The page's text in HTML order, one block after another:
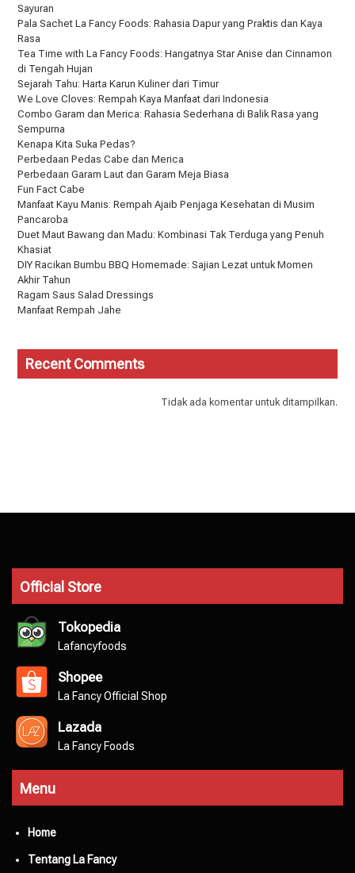
Sayuran
Pala Sachet La Fancy Foods: Rahasia Dapur yang Praktis dan Kaya
Rasa
Tea Time with La Fancy Foods: Hangatnya Star Anise dan Cinnamon
di Tengah Hujan
Sejarah Tahu: Harta Karun Kuliner dari Timur
We Love Cloves: Rempah Kaya Manfaat dari Indonesia
Combo Garam dan Merica: Rahasia Sederhana di Balik Rasa yang
Sempurna
Kenapa Kita Suka Pedas?
Perbedaan Pedas Cabe dan Merica
Perbedaan Garam Laut dan Garam Meja Biasa
Fun Fact Cabe
Manfaat Kayu Manis: Rempah Ajaib Penjaga Kesehatan di Musim
Pancaroba
Duet Maut Bawang dan Madu: Kombinasi Tak Terduga yang Penuh
Khasiat
DIY Racikan Bumbu BBQ Homemade: Sajian Lezat untuk Momen
Akhir Tahun
Ragam Saus Salad Dressings
Manfaat Rempah Jahe
Recent Comments
Tidak ada komentar untuk ditampilkan.
Official Store
Tokopedia
Lafancyfoods
Shopee
La Fancy Official Shop
Lazada
La Fancy Foods
Menu
Home
Tentang La Fancy